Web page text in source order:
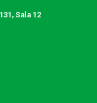
Sala 12